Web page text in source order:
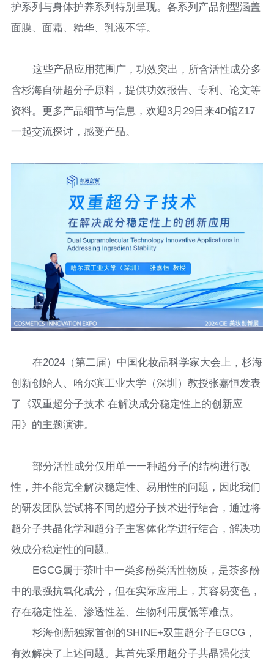
护系列与身体护养系列特别呈现。各系列产品剂型涵盖
面膜、面霜、精华、乳液不等。
这些产品应用范围广，功效突出，所含活性成分多
含杉海自研超分子原料，提供功效报告、专利、论文等
资料。更多产品细节与信息，欢迎3月29日来4D馆Z17
一起交流探讨，感受产品。
在2024（第二届）中国化妆品科学家大会上，杉海
创新创始人、哈尔滨工业大学（深圳）教授张嘉恒发表
了《双重超分子技术 在解决成分稳定性上的创新应
用》的主题演讲。
部分活性成分仅用单一一种超分子的结构进行改
性，并不能完全解决稳定性、易用性的问题，因此我们
的研发团队尝试将不同的超分子技术进行结合，通过将
超分子共晶化学和超分子主客体化学进行结合，解决功
效成分稳定性的问题。
EGCG属于茶叶中一类多酚类活性物质，是茶多酚
中的最强抗氧化成分，但在实际应用上，其容易变色，
存在稳定性差、渗透性差、生物利用度低等难点。
杉海创新独家首创的SHINE+双重超分子EGCG，
有效解决了上述问题。其首先采用超分子共晶强化技